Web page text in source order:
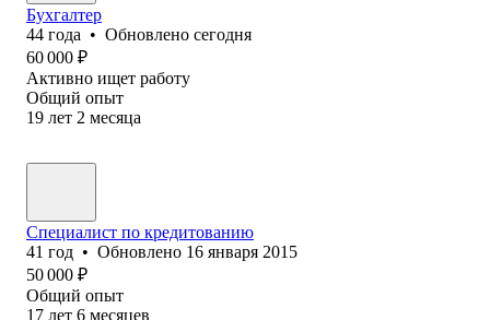
Бухгалтер
44 года • Обновлено сегодня
60 000 ₽
Активно ищет работу
Общий опыт
19 лет 2 месяца
Специалист по кредитованию
41 год • Обновлено 16 января 2015
50 000 ₽
Общий опыт
17 лет 6 месяцев